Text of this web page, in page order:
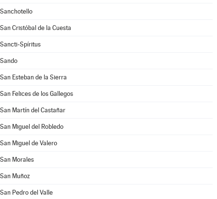
Sanchotello
San Cristóbal de la Cuesta
Sancti-Spíritus
Sando
San Esteban de la Sierra
San Felices de los Gallegos
San Martín del Castañar
San Miguel del Robledo
San Miguel de Valero
San Morales
San Muñoz
San Pedro del Valle